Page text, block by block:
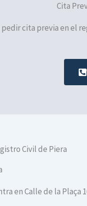
Cita
pedir cita previa en el
Civil de Piera
en Calle de la Plaça